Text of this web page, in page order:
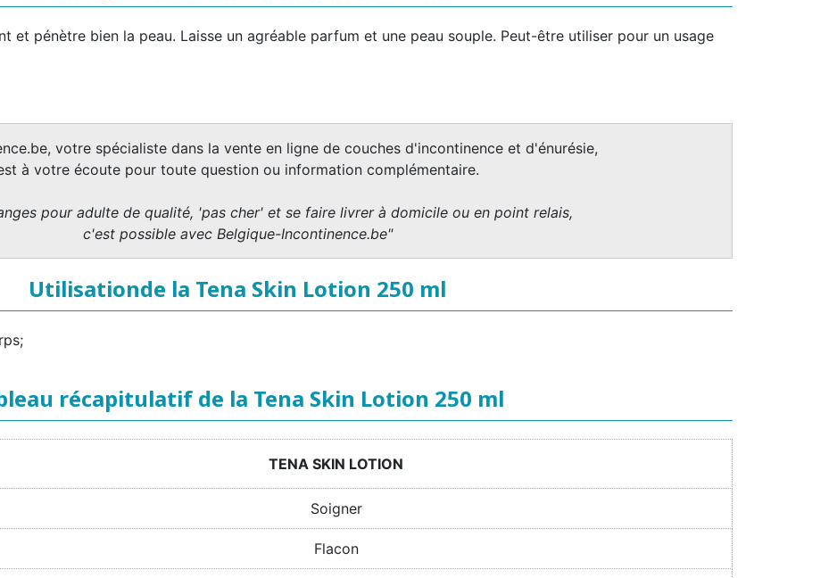
et pénètre bien la peau. Laisse un agréable parfum et une peau souple. Peut-être utiliser pour un usage
votre spécialiste dans la vente en ligne de couches d'incontinence et d'énurésie,
à votre écoute pour toute question ou information complémentaire.
pour adulte de qualité, 'pas cher' et se faire livrer à domicile ou en point relais,
c'est possible avec Belgique-Incontinence.be"
Utilisationde la Tena Skin Lotion 250 ml
récapitulatif de la Tena Skin Lotion 250 ml
TENA SKIN LOTION
Soigner
Flacon